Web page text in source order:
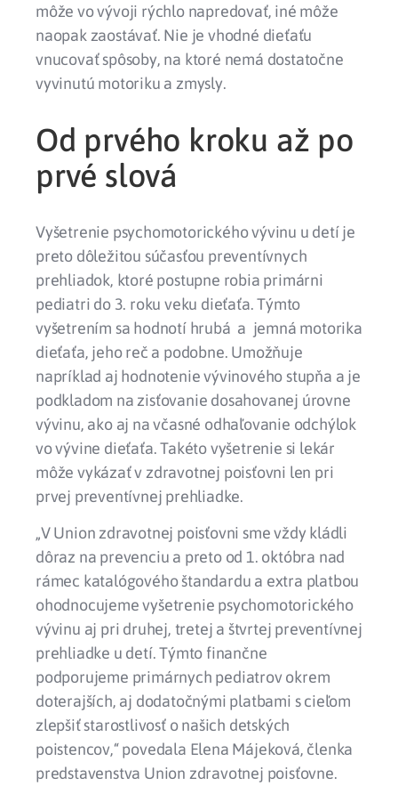
môže vo vývoji rýchlo napredovať, iné môže
naopak zaostávať. Nie je vhodné dieťaťu
vnucovať spôsoby, na ktoré nemá dostatočne
vyvinutú motoriku a zmysly.
Od prvého kroku až po
prvé slová
Vyšetrenie psychomotorického vývinu u detí je
preto dôležitou súčasťou preventívnych
prehliadok, ktoré postupne robia primárni
pediatri do 3. roku veku dieťaťa. Týmto
vyšetrením sa hodnotí hrubá a jemná motorika
dieťaťa, jeho reč a podobne. Umožňuje
napríklad aj hodnotenie vývinového stupňa a je
podkladom na zisťovanie dosahovanej úrovne
vývinu, ako aj na včasné odhaľovanie odchýlok
vo vývine dieťaťa. Takéto vyšetrenie si lekár
môže vykázať v zdravotnej poisťovni len pri
prvej preventívnej prehliadke.
„V Union zdravotnej poisťovni sme vždy kládli
dôraz na prevenciu a preto od 1. októbra nad
rámec katalógového štandardu a extra platbou
ohodnocujeme vyšetrenie psychomotorického
vývinu aj pri druhej, tretej a štvrtej preventívnej
prehliadke u detí. Týmto finančne
podporujeme primárnych pediatrov okrem
doterajších, aj dodatočnými platbami s cieľom
zlepšiť starostlivosť o našich detských
poistencov,“ povedala Elena Májeková, členka
predstavenstva Union zdravotnej poisťovne.